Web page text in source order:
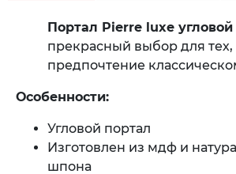
Портал Pierre luxe
прекрасный выбор для тех,
предпочтение
Особенности:
Угловой портал
Изготовлен из мдф и
шпона